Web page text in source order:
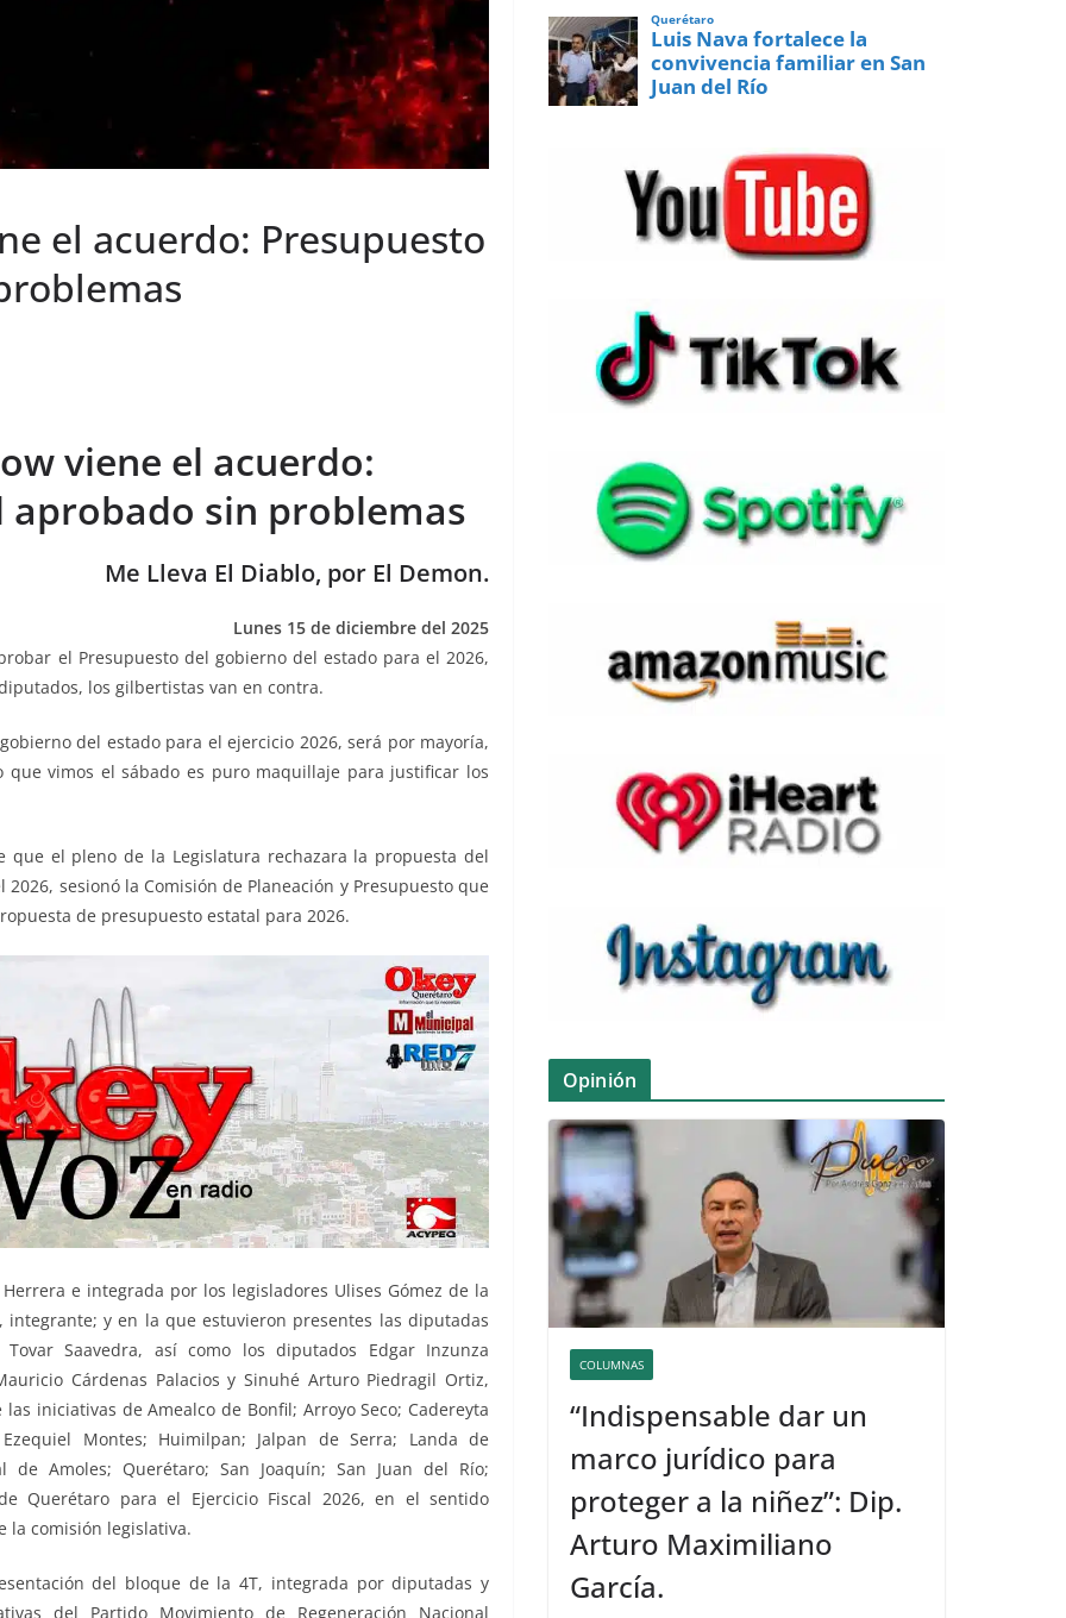
el acuerdo: Presupuesto
viene el acuerdo:
aprobado sin problemas
Me Lleva El Diablo, por El Demon.
Lunes 15 de diciembre del 2025
el Presupuesto del gobierno del estado para el 2026,
los gilbertistas van en contra.
del estado para el ejercicio 2026, será por mayoría,
vimos el sábado es puro maquillaje para justificar los
el pleno de la Legislatura rechazara la propuesta del
sesionó la Comisión de Planeación y Presupuesto que
de presupuesto estatal para 2026.
e integrada por los legisladores Ulises Gómez de la
integrante; y en la que estuvieron presentes las diputadas
Saavedra, así como los diputados Edgar Inzunza
Cárdenas Palacios y Sinuhé Arturo Piedragil Ortiz,
iniciativas de Amealco de Bonfil; Arroyo Seco; Cadereyta
Montes; Huimilpan; Jalpan de Serra; Landa de
de Amoles; Querétaro; San Joaquín; San Juan del Río;
Querétaro para el Ejercicio Fiscal 2026, en el sentido
la comisión legislativa.
del bloque de la 4T, integrada por diputadas y
del Partido Movimiento de Regeneración Nacional
Opinión
COLUMNAS
“Indispensable dar un
marco jurídico para
proteger a la niñez”: Dip.
Arturo Maximiliano
García.